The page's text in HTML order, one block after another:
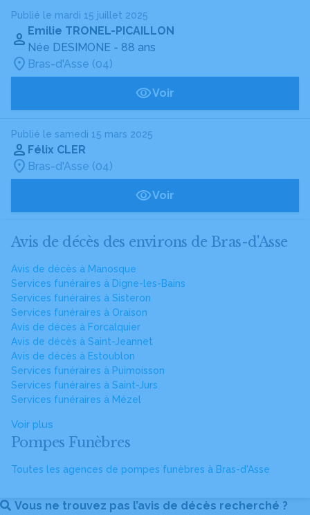
Publié le mardi 15 juillet 2025
Emilie TRONEL-PICAILLON
Née DESIMONE - 88 ans
Bras-d'Asse (04)
Voir
Publié le samedi 15 mars 2025
Félix CLER
Bras-d'Asse (04)
Voir
Avis de décès des environs de Bras-d'Asse
Avis de décès à Manosque
Services funéraires à Digne-les-Bains
Services funéraires à Sisteron
Services funéraires à Oraison
Avis de décès à Forcalquier
Avis de décès à Saint-Jeannet
Avis de décès à Estoublon
Services funéraires à Puimoisson
Services funéraires à Saint-Jurs
Services funéraires à Mézel
Voir plus
Pompes Funèbres
Toutes les agences de pompes funèbres à Bras-d'Asse
Vous ne trouvez pas l’avis de décès recherché ?